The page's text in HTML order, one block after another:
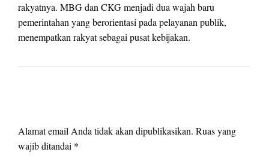
rakyatnya. MBG dan CKG menjadi dua wajah baru
pemerintahan yang berorientasi pada pelayanan publik,
menempatkan rakyat sebagai pusat kebijakan.
Alamat email Anda tidak akan dipublikasikan. Ruas yang
wajib ditandai *